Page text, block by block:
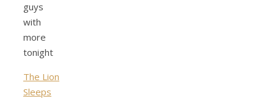
guys
with
more
tonight
The Lion
Sleeps